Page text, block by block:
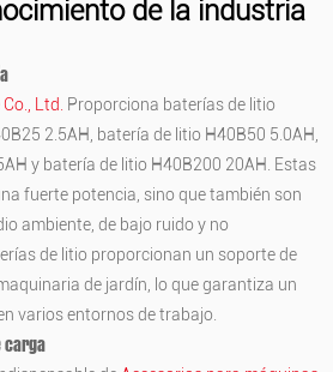
de la industria
Ltd.
Proporciona baterías de litio
2.5AH, batería de litio H40B50 5.0AH,
y batería de litio H40B200 20AH. Estas
fuerte potencia, sino que también son
ambiente, de bajo ruido y no
de litio proporcionan un soporte de
de jardín, lo que garantiza un
varios entornos de trabajo.
carga